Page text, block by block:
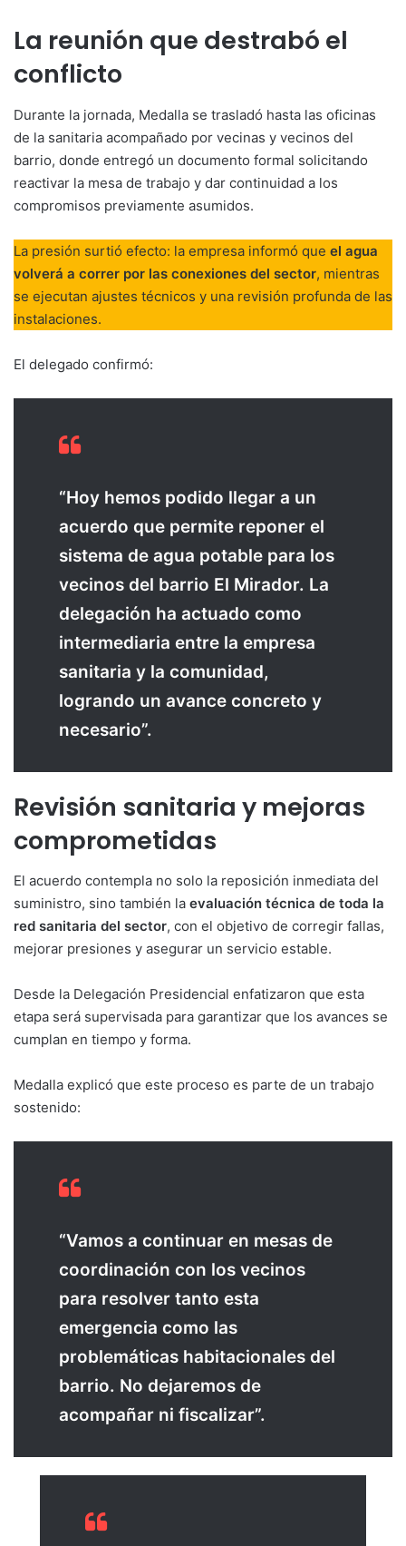
La reunión que destrabó el
conflicto
Durante la jornada, Medalla se trasladó hasta las oficinas
de la sanitaria acompañado por vecinas y vecinos del
barrio, donde entregó un documento formal solicitando
reactivar la mesa de trabajo y dar continuidad a los
compromisos previamente asumidos.
La presión surtió efecto: la empresa informó que el agua
volverá a correr por las conexiones del sector, mientras
se ejecutan ajustes técnicos y una revisión profunda de las
instalaciones.
El delegado confirmó:
“Hoy hemos podido llegar a un
acuerdo que permite reponer el
sistema de agua potable para los
vecinos del barrio El Mirador. La
delegación ha actuado como
intermediaria entre la empresa
sanitaria y la comunidad,
logrando un avance concreto y
necesario”.
Revisión sanitaria y mejoras
comprometidas
El acuerdo contempla no solo la reposición inmediata del
suministro, sino también la evaluación técnica de toda la
red sanitaria del sector, con el objetivo de corregir fallas,
mejorar presiones y asegurar un servicio estable.
Desde la Delegación Presidencial enfatizaron que esta
etapa será supervisada para garantizar que los avances se
cumplan en tiempo y forma.
Medalla explicó que este proceso es parte de un trabajo
sostenido:
“Vamos a continuar en mesas de
coordinación con los vecinos
para resolver tanto esta
emergencia como las
problemáticas habitacionales del
barrio. No dejaremos de
acompañar ni fiscalizar”.